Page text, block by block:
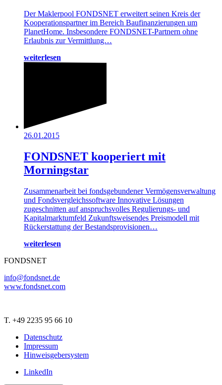
Der Maklerpool FONDSNET erweitert seinen Kreis der
Kooperationspartner im Bereich Baufinanzierungen um
PlanetHome. Insbesondere FONDSNET-Partnern ohne
Erlaubnis zur Vermittlung…
weiterlesen
26.01.2015
FONDSNET kooperiert mit
Morningstar
Zusammenarbeit bei fondsgebundener Vermögensverwaltung
und Fondsvergleichssoftware Innovative Lösungen
zugeschnitten auf anspruchsvolles Regulierungs- und
Kapitalmarktumfeld Zukunftsweisendes Preismodell mit
Rückerstattung der Bestandsprovisionen…
weiterlesen
FONDSNET
info@fondsnet.de
www.fondsnet.com
T. +49 2235 95 66 10
Datenschutz
Impressum
Hinweisgebersystem
LinkedIn